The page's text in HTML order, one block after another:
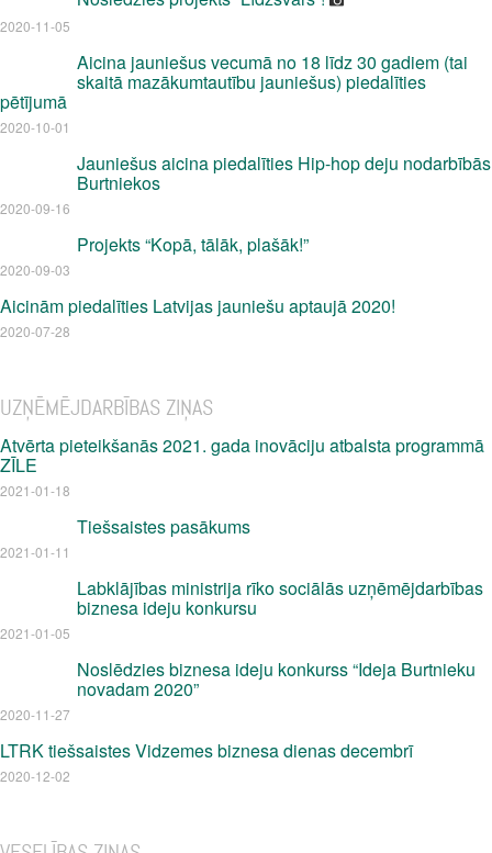
2020-11-05
Aicina jauniešus vecumā no 18 līdz 30 gadiem (tai
skaitā mazākumtautību jauniešus) piedalīties
pētījumā
2020-10-01
Jauniešus aicina piedalīties Hip-hop deju nodarbībās
Burtniekos
2020-09-16
Projekts “Kopā, tālāk, plašāk!”
2020-09-03
Aicinām piedalīties Latvijas jauniešu aptaujā 2020!
2020-07-28
UZŅĒMĒJDARBĪBAS ZIŅAS
Atvērta pieteikšanās 2021. gada inovāciju atbalsta programmā
ZĪLE
2021-01-18
Tiešsaistes pasākums
2021-01-11
Labklājības ministrija rīko sociālās uzņēmējdarbības
biznesa ideju konkursu
2021-01-05
Noslēdzies biznesa ideju konkurss “Ideja Burtnieku
novadam 2020”
2020-11-27
LTRK tiešsaistes Vidzemes biznesa dienas decembrī
2020-12-02